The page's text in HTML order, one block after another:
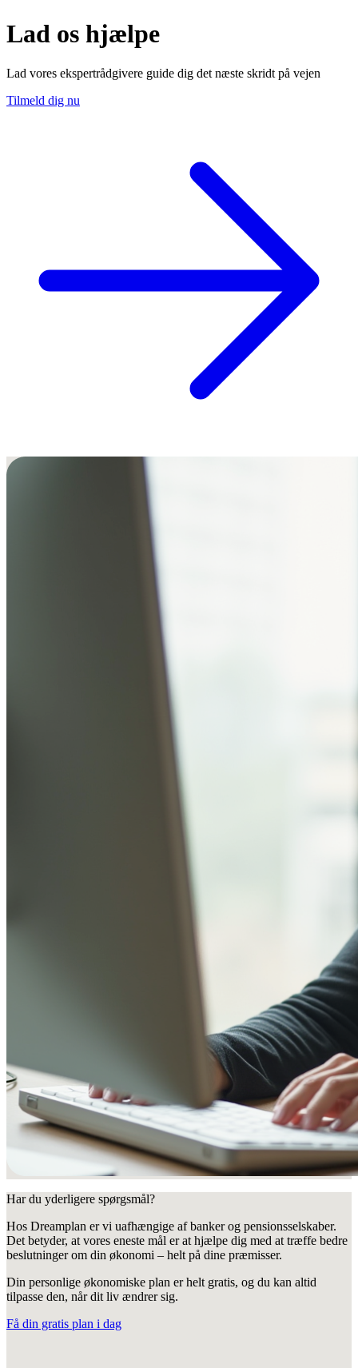
Lad os hjælpe
Lad vores ekspertrådgivere guide dig det næste skridt på vejen
Tilmeld dig nu
Har du yderligere spørgsmål?
Hos Dreamplan er vi uafhængige af banker og pensionsselskaber.
Det betyder, at vores eneste mål er at hjælpe dig med at træffe bedre
beslutninger om din økonomi – helt på dine præmisser.
Din personlige økonomiske plan er helt gratis, og du kan altid
tilpasse den, når dit liv ændrer sig.
Få din gratis plan i dag